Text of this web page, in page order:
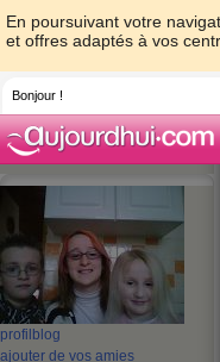
En poursuivant votre
et offres adaptés à vos
Bonjour !
profil blog
ajouter de vos amies